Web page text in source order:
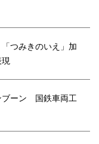
つみきのいえ」加
ブーン 国鉄車両工